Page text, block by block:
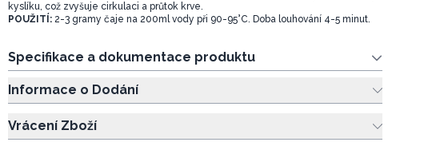
kyslíku, což zvyšuje cirkulaci a průtok krve.
POUŽITÍ:2-3 gramy čaje na 200ml vody při 90-95°C. Doba louhování 4-5 minut.
Specifikace a dokumentace produktu
Informace o Dodání
Vrácení Zboží